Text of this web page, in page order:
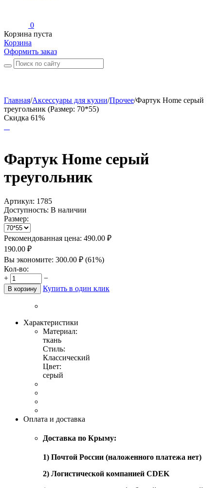
0
Корзина пуста
Корзина
Оформить заказ
Главная/Аксессуары для кухни/Прочее/Фартук Home серый
треугольник (Размер: 70*55)
Скидка 61%
Фартук Home серый
треугольник
Артикул: 1785
Доступность: В наличии
Размер:
Рекомендованная цена: 490.00 ₽
190.00 ₽
Вы экономите: 300.00 ₽ (61%)
Кол-во:
+
−
В корзину Купить в один клик
Характеристики
Материал:
ткань
Стиль:
Классический
Цвет:
серый
Оплата и доставка
Доставка по Крыму:
1) Почтой России (наложенного платежа нет)
2) Логистической компанией CDEK